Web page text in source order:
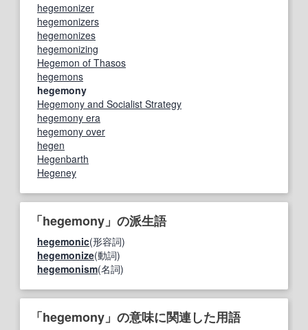
hegemonizer
hegemonizers
hegemonizes
hegemonizing
Hegemon of Thasos
hegemons
hegemony
Hegemony and Socialist Strategy
hegemony era
hegemony over
hegen
Hegenbarth
Hegeney
「hegemony」の派生語
hegemonic(形容詞)
hegemonize(動詞)
hegemonism(名詞)
「hegemony」の意味に関連した用語